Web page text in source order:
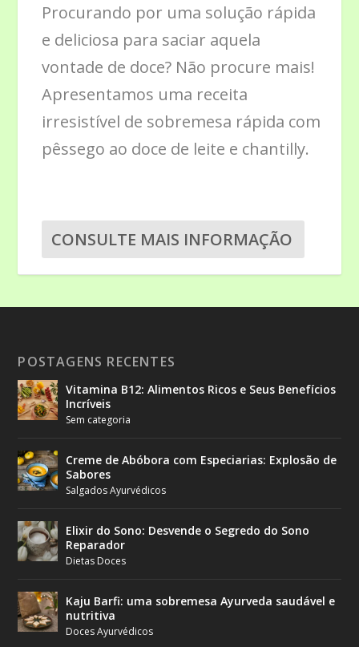
Procurando por uma solução rápida
e deliciosa para saciar aquela
vontade de doce? Não procure mais!
Apresentamos uma receita
irresistível de sobremesa rápida com
pêssego ao doce de leite e chantilly.
CONSULTE MAIS INFORMAÇÃO
POSTAGENS RECENTES
Vitamina B12: Alimentos Ricos e Seus Benefícios
Incríveis
Sem categoria
Creme de Abóbora com Especiarias: Explosão de
Sabores
Salgados Ayurvédicos
Elixir do Sono: Desvende o Segredo do Sono
Reparador
Dietas Doces
Kaju Barfi: uma sobremesa Ayurveda saudável e
nutritiva
Doces Ayurvédicos